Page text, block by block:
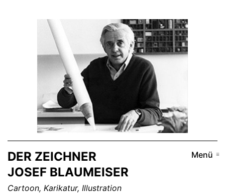
DER ZEICHNER
JOSEF BLAUMEISER
Cartoon, Karikatur, Illustration
Menü